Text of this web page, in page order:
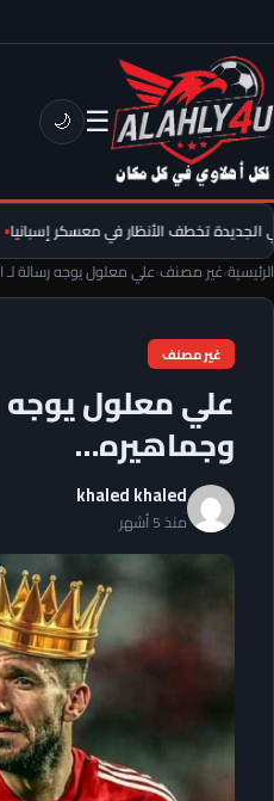
☰
🌙
تخطف الأنظار في معسكر إسبانيا
الرئيسية›غير مصنف›علي معلول يوجه رسالة
غير مصنف
علي معلول يوجه
وجماهيره…
khaled khaled
منذ 5 أشهر